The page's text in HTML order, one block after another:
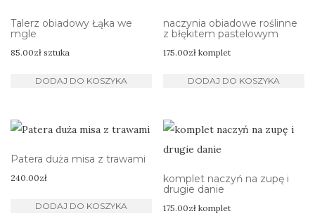
Talerz obiadowy Łąka we
mgle
85.00zł sztuka
DODAJ DO KOSZYKA
naczynia obiadowe roślinne
z błękitem pastelowym
175.00zł komplet
DODAJ DO KOSZYKA
Patera duża misa z trawami
240.00zł
DODAJ DO KOSZYKA
komplet naczyń na zupę i
drugie danie
175.00zł komplet